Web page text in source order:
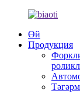
Өй
Продукция